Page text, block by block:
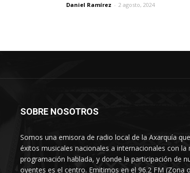
Daniel Ramírez - 2 agosto, 2024
SOBRE NOSOTROS
Somos una emisora de radio local de la Axarquía
éxitos musicales nacionales a internacionales con la
programación hablada, y donde la participación de
oyentes es el centro. Emitimos en el 96.2 FM (Zona